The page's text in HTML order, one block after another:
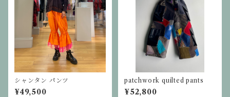
シャンタン パンツ
¥49,500
patchwork quilted pants
¥52,800